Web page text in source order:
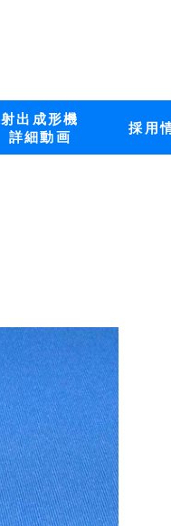
射出成形機
詳細動画
採用